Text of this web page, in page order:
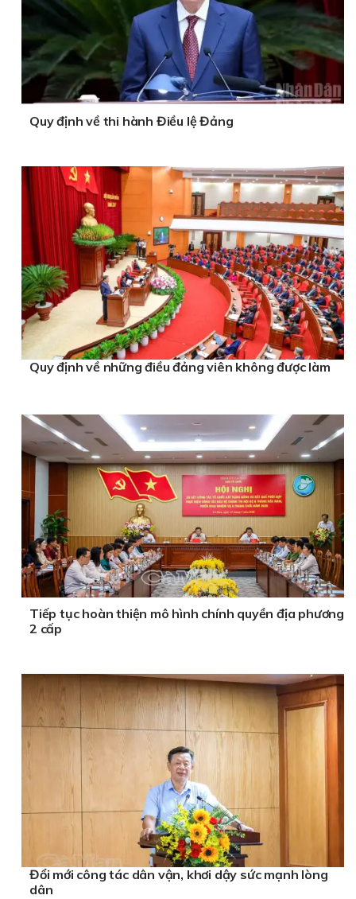
Quy định về thi hành Điều lệ Đảng
Quy định về những điều đảng viên không được làm
Tiếp tục hoàn thiện mô hình chính quyền địa phương
2 cấp
Đổi mới công tác dân vận, khơi dậy sức mạnh lòng
dân